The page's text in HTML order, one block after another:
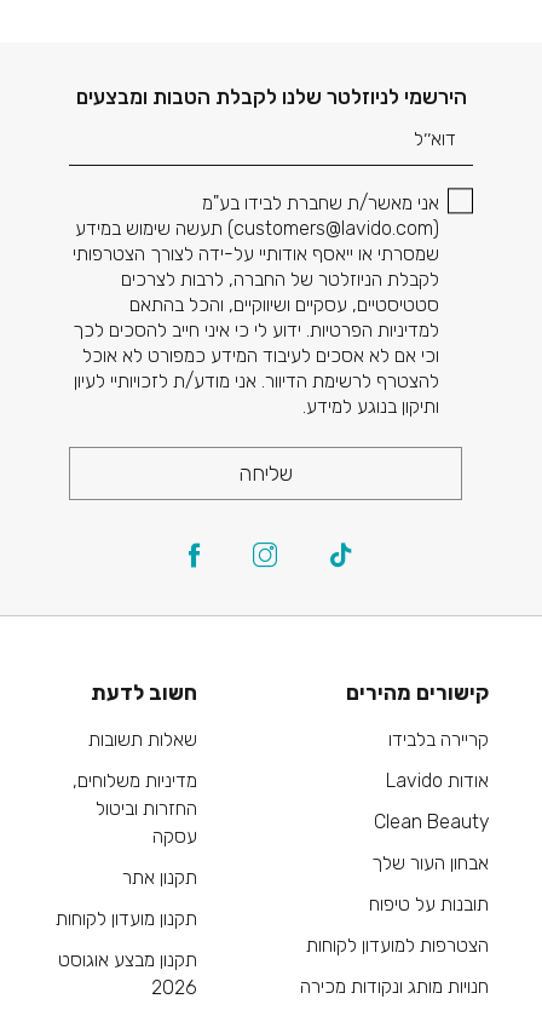
הירשמי לניוזלטר שלנו לקבלת הטבות ומבצעים
דוא׳׳ל
אני מאשר/ת שחברת לבידו בע"מ
(
customers@lavido.com) תעשה שימוש במידע
שמסרתי או ייאסף אודותיי על-ידה לצורך הצטרפותי
לקבלת הניוזלטר של החברה, לרבות לצרכים
סטטיסטיים, עסקיים ושיווקיים, והכל בהתאם
למדיניות הפרטיות. ידוע לי כי איני חייב להסכים לכך
וכי אם לא אסכים לעיבוד המידע כמפורט לא אוכל
להצטרף לרשימת הדיוור. אני מודע/ת לזכויותיי לעיון
ותיקון בנוגע למידע.
שליחה
קישורים מהירים
קריירה בלבידו
אודות Lavido
Clean Beauty
אבחון העור שלך
תובנות על טיפוח
הצטרפות למועדון לקוחות
חנויות מותג ונקודות מכירה
חשוב לדעת
שאלות תשובות
מדיניות משלוחים,
החזרות וביטול
עסקה
תקנון אתר
תקנון מועדון לקוחות
תקנון מבצע אוגוסט
2026